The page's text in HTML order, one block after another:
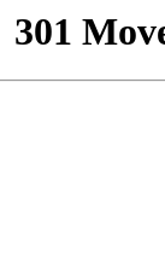
301